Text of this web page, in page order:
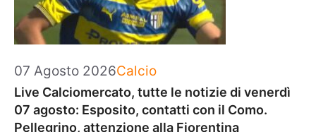
07 Agosto 2026Categorie
Calcio
Live Calciomercato, tutte le notizie di venerdì
07 agosto: Esposito, contatti con il Como.
Pellegrino, attenzione alla Fiorentina